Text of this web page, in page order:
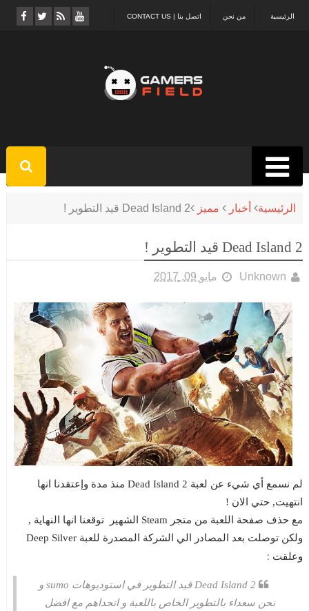
اتصل بنا | CONTACT US من نحن الرئيسية
الرئيسية أخبار مميز Dead Island 2 قيد التطوير !
Dead Island 2 قيد التطوير !
Unknown مايو 09, 2017
لم نسمع أي شيء عن لعبة Dead Island 2 منذ مدة وإعتقدنا انها
انتهيت, حتي الان !
مع حذف صفحة اللعبة من متجر Steam الشهير توقعنا انها النهاية ,
ولكن توصلت بعد المصادر الي الشركة المصدرة للعبة Deep Silver
وعلقت :
Dead Island 2 قيد التطوير في استوديوهات sumo و
نحن سعداء بالتطوير الخاص باللعبة و اتحداهم مع افضل